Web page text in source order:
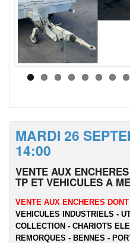
MARDI 26
14:00
VENTE AUX
TP ET VEHICULES A
VENTE AUX ENCHERES DONT
VEHICULES INDUSTRIELS -
COLLECTION - CHARIOTS
REMORQUES - BENNES -